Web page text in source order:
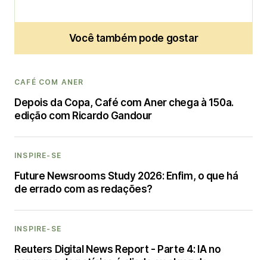
Você também pode gostar
CAFÉ COM ANER
Depois da Copa, Café com Aner chega à 150a.
edição com Ricardo Gandour
INSPIRE-SE
Future Newsrooms Study 2026: Enfim, o que há
de errado com as redações?
INSPIRE-SE
Reuters Digital News Report - Parte 4: IA no